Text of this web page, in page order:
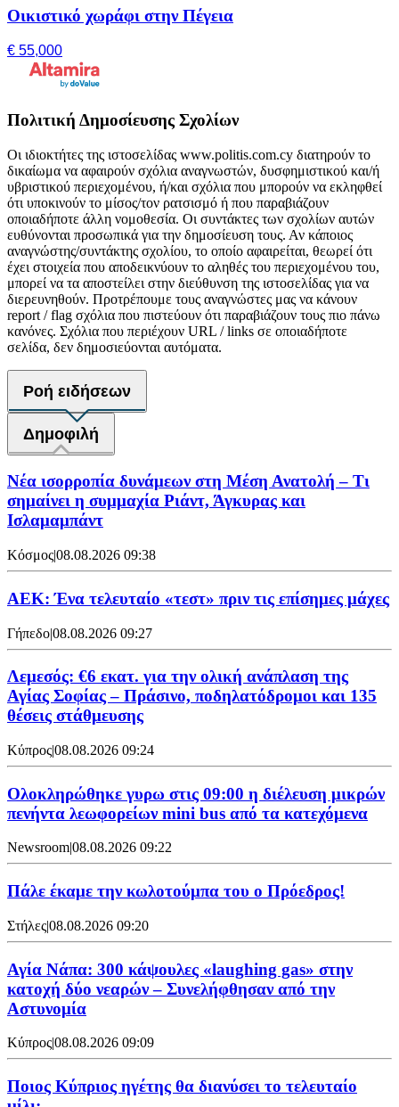
Οικιστικό χωράφι στην Πέγεια
€ 55,000
Πολιτική Δημοσίευσης Σχολίων
Οι ιδιοκτήτες της ιστοσελίδας www.politis.com.cy διατηρούν το
δικαίωμα να αφαιρούν σχόλια αναγνωστών, δυσφημιστικού και/ή
υβριστικού περιεχομένου, ή/και σχόλια που μπορούν να εκληφθεί
ότι υποκινούν το μίσος/τον ρατσισμό ή που παραβιάζουν
οποιαδήποτε άλλη νομοθεσία. Οι συντάκτες των σχολίων αυτών
ευθύνονται προσωπικά για την δημοσίευση τους. Αν κάποιος
αναγνώστης/συντάκτης σχολίου, το οποίο αφαιρείται, θεωρεί ότι
έχει στοιχεία που αποδεικνύουν το αληθές του περιεχομένου του,
μπορεί να τα αποστείλει στην διεύθυνση της ιστοσελίδας για να
διερευνηθούν. Προτρέπουμε τους αναγνώστες μας να κάνουν
report / flag σχόλια που πιστεύουν ότι παραβιάζουν τους πιο πάνω
κανόνες. Σχόλια που περιέχουν URL / links σε οποιαδήποτε
σελίδα, δεν δημοσιεύονται αυτόματα.
Ροή ειδήσεων
Δημοφιλή
Νέα ισορροπία δυνάμεων στη Μέση Ανατολή – Τι
σημαίνει η συμμαχία Ριάντ, Άγκυρας και
Ισλαμαμπάντ
Κόσμος|08.08.2026 09:38
ΑΕΚ: Ένα τελευταίο «τεστ» πριν τις επίσημες μάχες
Γήπεδο|08.08.2026 09:27
Λεμεσός: €6 εκατ. για την ολική ανάπλαση της
Αγίας Σοφίας – Πράσινο, ποδηλατόδρομοι και 135
θέσεις στάθμευσης
Κύπρος|08.08.2026 09:24
Ολοκληρώθηκε γυρω στις 09:00 η διέλευση μικρών
πενήντα λεωφορείων mini bus από τα κατεχόμενα
Newsroom|08.08.2026 09:22
Πάλε έκαμε την κωλοτούμπα του ο Πρόεδρος!
Στήλες|08.08.2026 09:20
Αγία Νάπα: 300 κάψουλες «laughing gas» στην
κατοχή δύο νεαρών – Συνελήφθησαν από την
Αστυνομία
Κύπρος|08.08.2026 09:09
Ποιος Κύπριος ηγέτης θα διανύσει το τελευταίο